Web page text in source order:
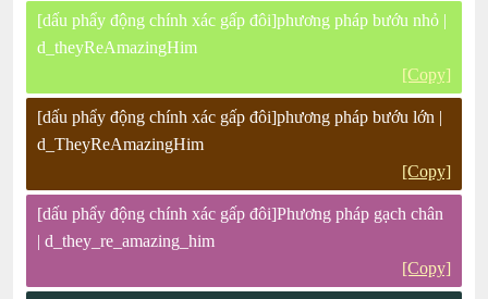
[dấu phẩy động chính xác gấp đôi]phương pháp bướu nhỏ |
d_theyReAmazingHim
[Copy]
[dấu phẩy động chính xác gấp đôi]phương pháp bướu lớn |
d_TheyReAmazingHim
[Copy]
[dấu phẩy động chính xác gấp đôi]Phương pháp gạch chân
| d_they_re_amazing_him
[Copy]